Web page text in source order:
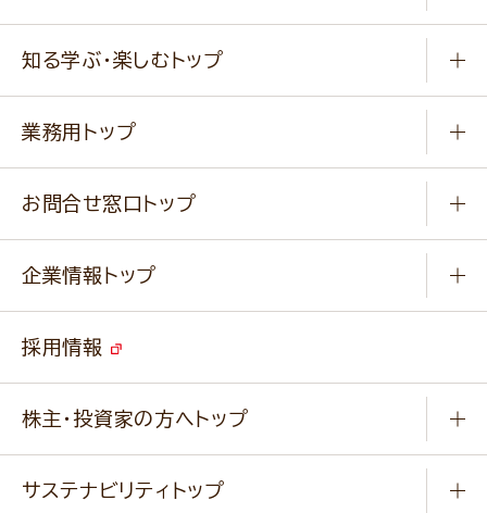
健康食品・他
新商品・リニューアル商品
通販サイト一覧
作り方動画
みなさまのレシピはこちら
知る学ぶ・楽しむトップ
ふっくらパンをつくりましょう
キャンペーン
業務用トップ
ニップンの アマニ 業務用サイト
ベジカフェブランドサイト
お問合せ窓口トップ
改善事例
業務用商品のお問合せ
企業情報トップ
事業紹介
経営理念・経営方針・行動規範・行動指針
採用情報
株主・投資家の方へトップ
サステナビリティトップ